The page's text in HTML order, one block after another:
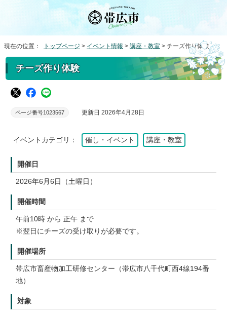
現在の位置： トップページ > イベント情報 > 講座・教室 > チーズ作り体験
チーズ作り体験
ページ番号1023567 更新日 2026年4月28日
イベントカテゴリ： 催し・イベント 講座・教室
開催日
2026年6月6日（土曜日）
開催時間
午前10時 から 正午 まで
※翌日にチーズの受け取りが必要です。
開催場所
帯広市畜産物加工研修センター（帯広市八千代町西4線194番
地）
対象